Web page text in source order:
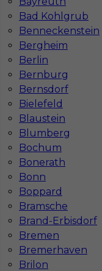
Bad Kohlgrub
Benneckenstein
Bergheim
Berlin
Bernburg
Bernsdorf
Bielefeld
Blaustein
Blumberg
Bochum
Bonerath
Bonn
Boppard
Bramsche
Brand-Erbisdorf
Bremen
Bremerhaven
Brilon
Jak znaleźć
Czy praca
opłaca przy
Gdzie do pracy
Co to jest
Czy praca w
bezpieczna